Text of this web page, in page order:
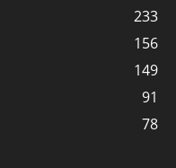
233
156
149
91
78